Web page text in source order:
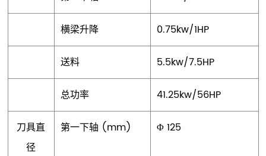
横梁升降 0.75kw/1HP
送料 5.5kw/7.5HP
总功率 41.25kw/56HP
刀具直
径
第一下轴 (mm) Φ 125